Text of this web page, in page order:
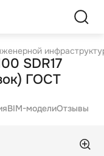
SDR17
ГОСТ
BIM-моделиОтзывы